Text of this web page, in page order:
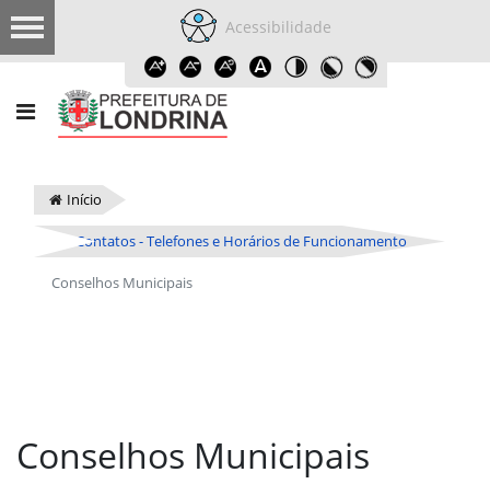
Acessibilidade
Início
Contatos - Telefones e Horários de Funcionamento
Conselhos Municipais
Conselhos Municipais